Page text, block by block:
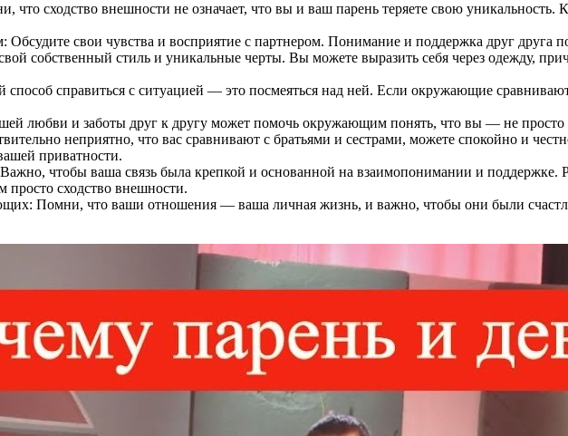
что сходство внешности не означает, что вы и ваш парень теряете свою
Обсудите свои чувства и восприятие с партнером. Понимание и поддержка друг друга
собственный стиль и уникальные черты. Вы можете выразить себя через одежду,
справиться с ситуацией — это посмеяться над ней. Если окружающие
любви и заботы друг к другу может помочь окружающим понять, что вы — не просто
неприятно, что вас сравнивают с братьями и сестрами, можете спокойно и
приватности.
чтобы ваша связь была крепкой и основанной на взаимопонимании и поддержке.
просто сходство внешности.
Помни, что ваши отношения — ваша личная жизнь, и важно, чтобы они были